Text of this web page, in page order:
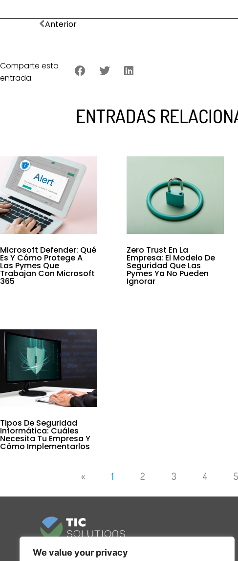
We value your privacy
Anterior
Comparte esta
entrada:
ENTRADAS
Microsoft Defender: Qué
Es Y Cómo Protege A
Las Pymes Que
Trabajan Con Microsoft
365
Zero Trust En La
Empresa: El Modelo De
Seguridad Que Las
Pymes Ya No Pueden
Ignorar
Tipos De Seguridad
Informática: Cuáles
Necesita Tu Empresa Y
Cómo Implementarlos
« 1 2 3 4 5
Consultoría informática en Barcelona